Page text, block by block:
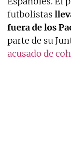
futbolistas
fuera de los
parte de su
acusado de